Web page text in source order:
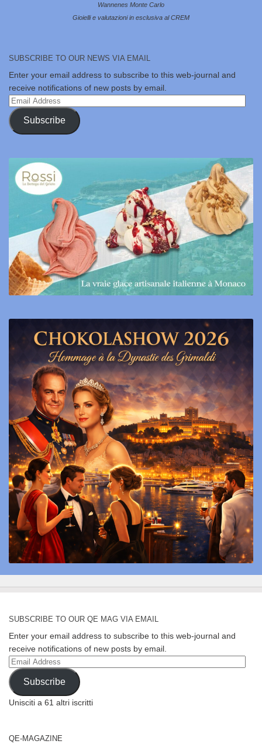
Wannenes Monte Carlo
Gioielli e valutazioni in esclusiva al CREM
SUBSCRIBE TO OUR NEWS VIA EMAIL
Enter your email address to subscribe to this web-journal and
receive notifications of new posts by email.
Email
Address
Subscribe
SUBSCRIBE TO OUR QE MAG VIA EMAIL
Enter your email address to subscribe to this web-journal and
receive notifications of new posts by email.
Email
Address
Subscribe
Unisciti a 61 altri iscritti
QE-MAGAZINE